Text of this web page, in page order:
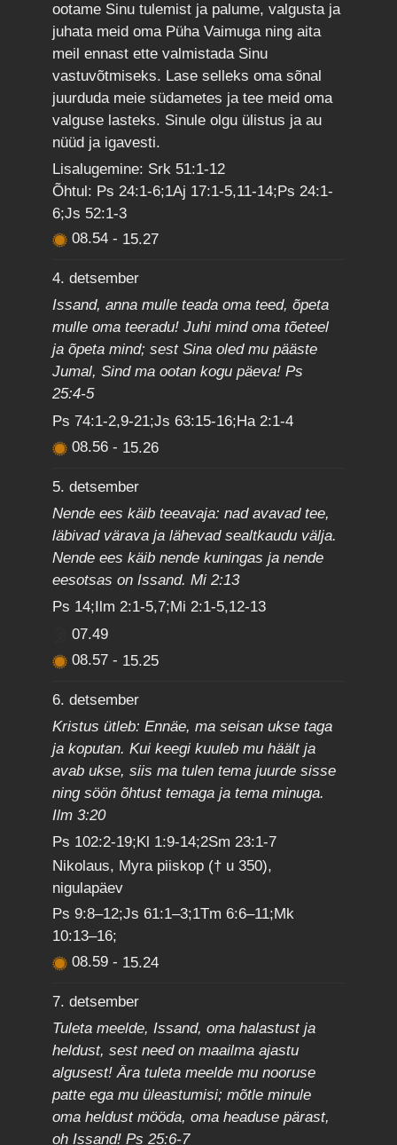
ootame Sinu tulemist ja palume, valgusta ja
juhata meid oma Püha Vaimuga ning aita
meil ennast ette valmistada Sinu
vastuvõtmiseks. Lase selleks oma sõnal
juurduda meie südametes ja tee meid oma
valguse lasteks. Sinule olgu ülistus ja au
nüüd ja igavesti.
Lisalugemine: Srk 51:1-12
Õhtul: Ps 24:1-6;1Aj 17:1-5,11-14;Ps 24:1-
6;Js 52:1-3
08.54- 15.27
4. detsember
Issand, anna mulle teada oma teed, õpeta
mulle oma teeradu! Juhi mind oma tõeteel
ja õpeta mind; sest Sina oled mu pääste
Jumal, Sind ma ootan kogu päeva! Ps
25:4-5
Ps 74:1-2,9-21;Js 63:15-16;Ha 2:1-4
08.56- 15.26
5. detsember
Nende ees käib teeavaja: nad avavad tee,
läbivad värava ja lähevad sealtkaudu välja.
Nende ees käib nende kuningas ja nende
eesotsas on Issand. Mi 2:13
Ps 14;Ilm 2:1-5,7;Mi 2:1-5,12-13
07.49
08.57- 15.25
6. detsember
Kristus ütleb: Ennäe, ma seisan ukse taga
ja koputan. Kui keegi kuuleb mu häält ja
avab ukse, siis ma tulen tema juurde sisse
ning söön õhtust temaga ja tema minuga.
Ilm 3:20
Ps 102:2-19;Kl 1:9-14;2Sm 23:1-7
Nikolaus, Myra piiskop († u 350),
nigulapäev
Ps 9:8–12;Js 61:1–3;1Tm 6:6–11;Mk
10:13–16;
08.59- 15.24
7. detsember
Tuleta meelde, Issand, oma halastust ja
heldust, sest need on maailma ajastu
algusest! Ära tuleta meelde mu nooruse
patte ega mu üleastumisi; mõtle minule
oma heldust mööda, oma headuse pärast,
oh Issand! Ps 25:6-7